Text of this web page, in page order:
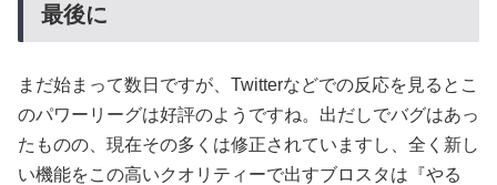
最後に
まだ始まって数日ですが、Twitterなどでの反応を見るとこ
のパワーリーグは好評のようですね。出だしでバグはあっ
たものの、現在その多くは修正されていますし、全く新し
い機能をこの高いクオリティーで出すブロスタは『やる